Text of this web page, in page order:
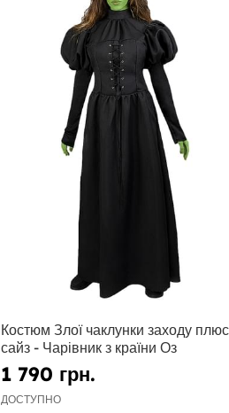
Костюм Злої чаклунки заходу плюс
сайз - Чарівник з країни Оз
1 790 грн.
ДОСТУПНО